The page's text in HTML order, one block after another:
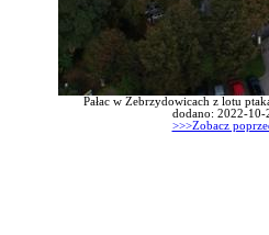
Pałac w Zebrzydowicach z lotu
dodano: 2022-10-
>>>Zobacz